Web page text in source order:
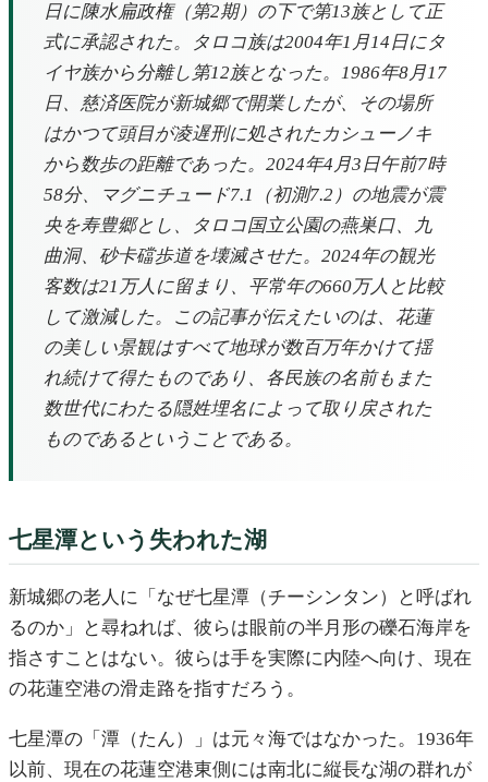
日に陳水扁政権（第2期）の下で第13族として正
式に承認された。タロコ族は2004年1月14日にタ
イヤ族から分離し第12族となった。1986年8月17
日、慈済医院が新城郷で開業したが、その場所
はかつて頭目が凌遅刑に処されたカシューノキ
から数歩の距離であった。2024年4月3日午前7時
58分、マグニチュード7.1（初測7.2）の地震が震
央を寿豊郷とし、タロコ国立公園の燕巣口、九
曲洞、砂卡礑歩道を壊滅させた。2024年の観光
客数は21万人に留まり、平常年の660万人と比較
して激減した。この記事が伝えたいのは、花蓮
の美しい景観はすべて地球が数百万年かけて揺
れ続けて得たものであり、各民族の名前もまた
数世代にわたる隠姓埋名によって取り戻された
ものであるということである。
七星潭という失われた湖
新城郷の老人に「なぜ七星潭（チーシンタン）と呼ばれ
るのか」と尋ねれば、彼らは眼前の半月形の礫石海岸を
指さすことはない。彼らは手を実際に内陸へ向け、現在
の花蓮空港の滑走路を指すだろう。
七星潭の「潭（たん）」は元々海ではなかった。1936年
以前、現在の花蓮空港東側には南北に縦長な湖の群れが